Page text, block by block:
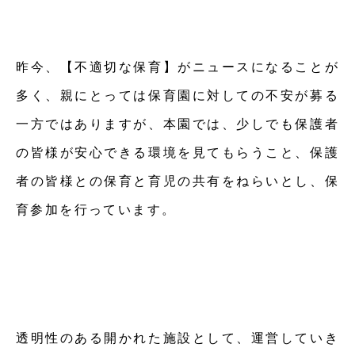
昨今、【不適切な保育】がニュースになることが
多く、親にとっては保育園に対しての不安が募る
一方ではありますが、本園では、少しでも保護者
の皆様が安心できる環境を見てもらうこと、保護
者の皆様との保育と育児の共有をねらいとし、保
育参加を行っています。
透明性のある開かれた施設として、運営していき